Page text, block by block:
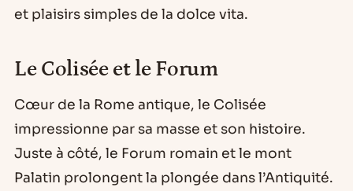
et plaisirs simples de la dolce vita.
Le Colisée et le Forum
Cœur de la Rome antique, le Colisée
impressionne par sa masse et son histoire.
Juste à côté, le Forum romain et le mont
Palatin prolongent la plongée dans l’Antiquité.